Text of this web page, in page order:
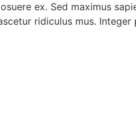
ex. Sed maximus
ridiculus mus.